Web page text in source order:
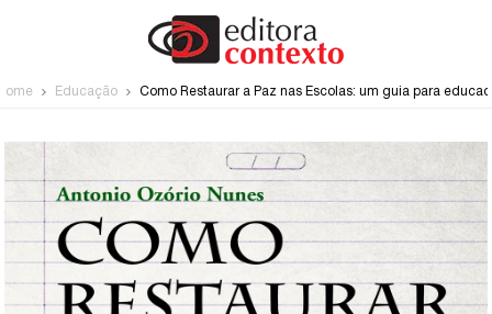
Educação Como Restaurar a Paz nas Escolas: um guia para